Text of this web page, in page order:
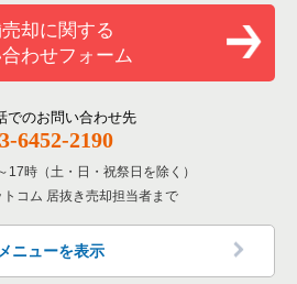
却に関する
わせフォーム
でのお問い合わせ先
6452-2190
17時（土・日・祝祭日を除く）
コム 居抜き売却担当者まで
メニューを表示